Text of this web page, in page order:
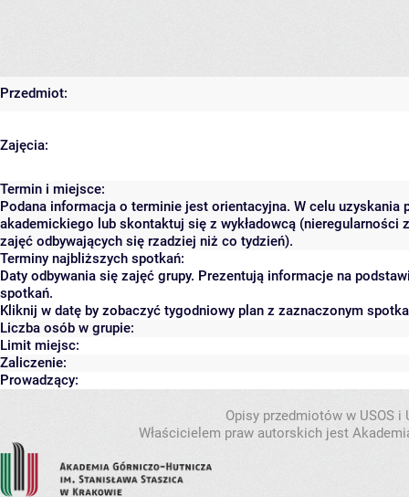
Przedmiot:
Zajęcia:
Termin i miejsce:
Podana informacja o terminie jest orientacyjna. W celu
akademickiego lub skontaktuj się z wykładowcą (nieregularności
zajęć odbywających się rzadziej niż co tydzień).
Terminy najbliższych spotkań:
Daty odbywania się zajęć grupy. Prezentują informacje na
spotkań.
Kliknij w datę by zobaczyć tygodniowy plan z zaznaczonym
Liczba osób w grupie:
Limit miejsc:
Zaliczenie:
Prowadzący:
Opisy przedmiotów w USOS
Właścicielem praw autorskich jest